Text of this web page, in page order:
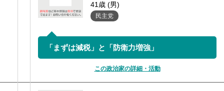
41歳 (男)
民主党
「まずは減税」と「防衛力増強」
この政治家の詳細・活動